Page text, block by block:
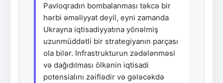
Pavloqradın bombalanması təkcə bir
hərbi əməliyyat deyil, eyni zamanda
Ukrayna iqtisadiyyatına yönəlmiş
uzunmüddətli bir strategiyanın parçası
ola bilər. Infrastrukturun zədələnməsi
və dağıdılması ölkənin iqtisadi
potensialını zəiflədir və gələcəkdə